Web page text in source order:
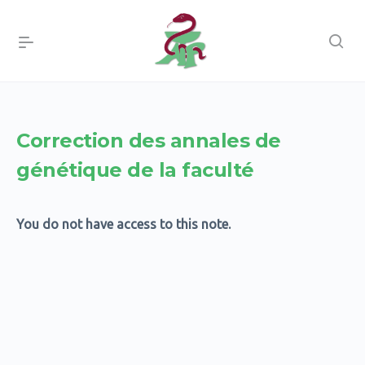
Correction des annales de
génétique de la faculté
You do not have access to this note.